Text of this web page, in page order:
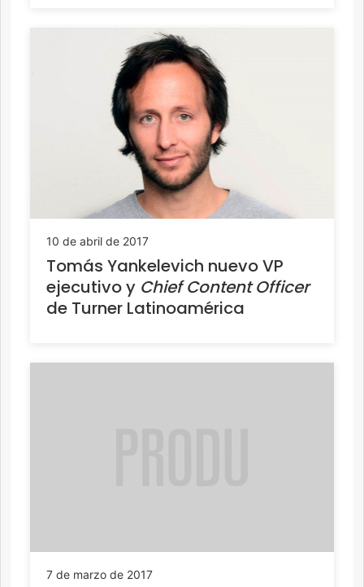
10 de abril de 2017
Tomás Yankelevich nuevo VP
ejecutivo y Chief Content Officer
de Turner Latinoamérica
7 de marzo de 2017